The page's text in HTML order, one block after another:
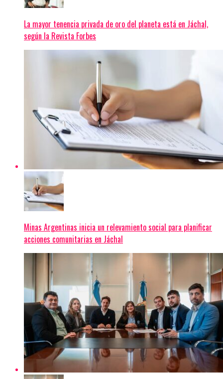
La mayor tenencia privada de oro del planeta está en Jáchal,
según la Revista Forbes
Minas Argentinas inicia un relevamiento social para planificar
acciones comunitarias en Jáchal